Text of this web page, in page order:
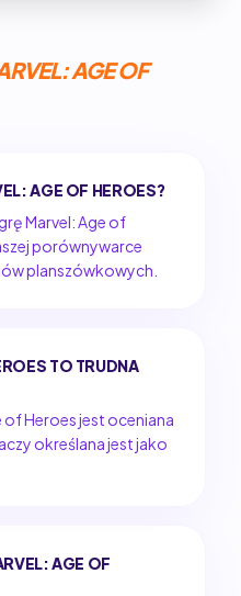
AGE OF
AGE OF HEROES?
Marvel: Age of
porównywarce
planszówkowych.
TO TRUDNA
of Heroes jest oceniana
określana jest jako
AGE OF